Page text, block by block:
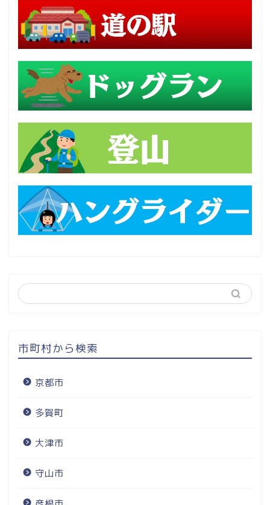
市町村から検索
京都市
多賀町
大津市
守山市